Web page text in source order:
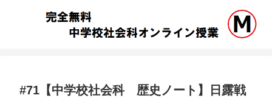
#71【中学校社会科 歴史ノート】日露戦